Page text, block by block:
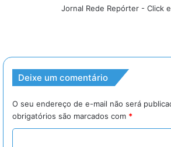
Jornal Rede Repórter - Click
Deixe um comentário
O seu endereço de e-mail não será
obrigatórios são marcados com *